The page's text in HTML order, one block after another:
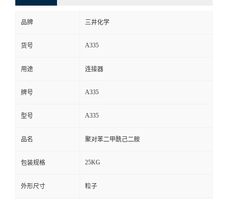
品牌 三井化学
货号 A335
用途 连接器
牌号 A335
型号 A335
品名 聚对苯二甲酰己二胺
包装规格 25KG
外形尺寸 粒子